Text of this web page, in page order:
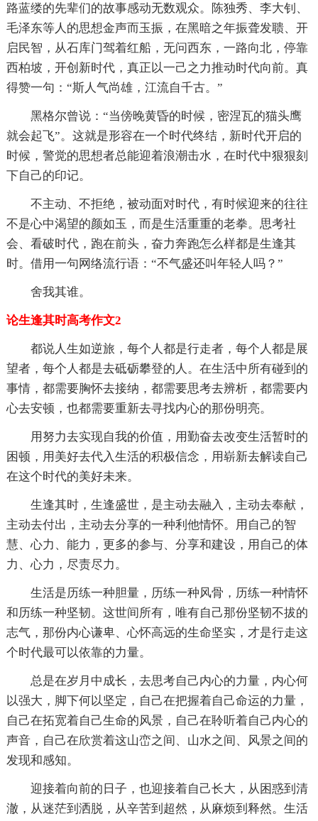
路蓝缕的先辈们的故事感动无数观众。陈独秀、李大钊、
毛泽东等人的思想金声而玉振，在黑暗之年振聋发聩、开
启民智，从石库门驾着红船，无问西东，一路向北，停靠
西柏坡，开创新时代，真正以一己之力推动时代向前。真
得赞一句：“斯人气尚雄，江流自千古。”
黑格尔曾说：“当傍晚黄昏的时候，密涅瓦的猫头鹰
就会起飞”。这就是形容在一个时代终结，新时代开启的
时候，警觉的思想者总能迎着浪潮击水，在时代中狠狠刻
下自己的印记。
不主动、不拒绝，被动面对时代，有时候迎来的往往
不是心中渴望的颜如玉，而是生活重重的老拳。思考社
会、看破时代，跑在前头，奋力奔跑怎么样都是生逢其
时。借用一句网络流行语：“不气盛还叫年轻人吗？”
舍我其谁。
论生逢其时高考作文2
都说人生如逆旅，每个人都是行走者，每个人都是展
望者，每个人都是去砥砺攀登的人。在生活中所有碰到的
事情，都需要胸怀去接纳，都需要思考去辨析，都需要内
心去安顿，也都需要重新去寻找内心的那份明亮。
用努力去实现自我的价值，用勤奋去改变生活暂时的
困顿，用美好去代入生活的积极信念，用崭新去解读自己
在这个时代的美好未来。
生逢其时，生逢盛世，是主动去融入，主动去奉献，
主动去付出，主动去分享的一种利他情怀。用自己的智
慧、心力、能力，更多的参与、分享和建设，用自己的体
力、心力，尽责尽力。
生活是历练一种胆量，历练一种风骨，历练一种情怀
和历练一种坚韧。这世间所有，唯有自己那份坚韧不拔的
志气，那份内心谦卑、心怀高远的生命坚实，才是行走这
个时代最可以依靠的力量。
总是在岁月中成长，去思考自己内心的力量，内心何
以强大，脚下何以坚定，自己在把握着自己命运的力量，
自己在拓宽着自己生命的风景，自己在聆听着自己内心的
声音，自己在欣赏着这山峦之间、山水之间、风景之间的
发现和感知。
迎接着向前的日子，也迎接着自己长大，从困惑到清
澈，从迷茫到洒脱，从辛苦到超然，从麻烦到释然。生活